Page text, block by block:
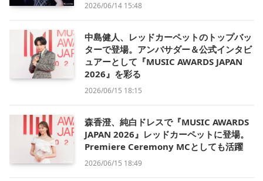
2026/06/14 15:48
中島健人、レッドカーペットのトップバッ
ターで登場。アンバサダー＆公式インタビ
ュアーとして『MUSIC AWARDS JAPAN
2026』を彩る
2026/06/15 18:15
森香澄、純白ドレスで『MUSIC AWARDS
JAPAN 2026』レッドカーペットに登場。
Premiere Ceremony MCとしても活躍
2026/06/15 18:49